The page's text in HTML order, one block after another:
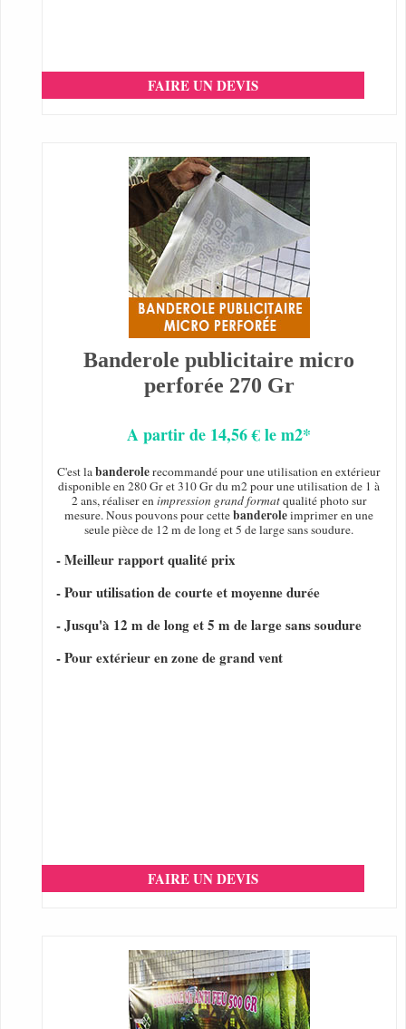
FAIRE UN DEVIS
Banderole publicitaire micro
perforée 270 Gr
A partir de 14,56 € le m2*
C'est labanderolerecommandé pour une utilisation en extérieur
disponible en 280 Gr et 310 Gr du m2 pour une utilisation de 1 à
2 ans, réaliser enimpression grand formatqualité photo sur
mesure. Nous pouvons pour cettebanderoleimprimer en une
seule pièce de 12 m de long et 5 de large sans soudure.
- Meilleur rapport qualité prix
- Pour utilisation de courte et moyenne durée
- Jusqu'à 12 m de long et 5 m de large sans soudure
- Pour extérieur en zone de grand vent
FAIRE UN DEVIS